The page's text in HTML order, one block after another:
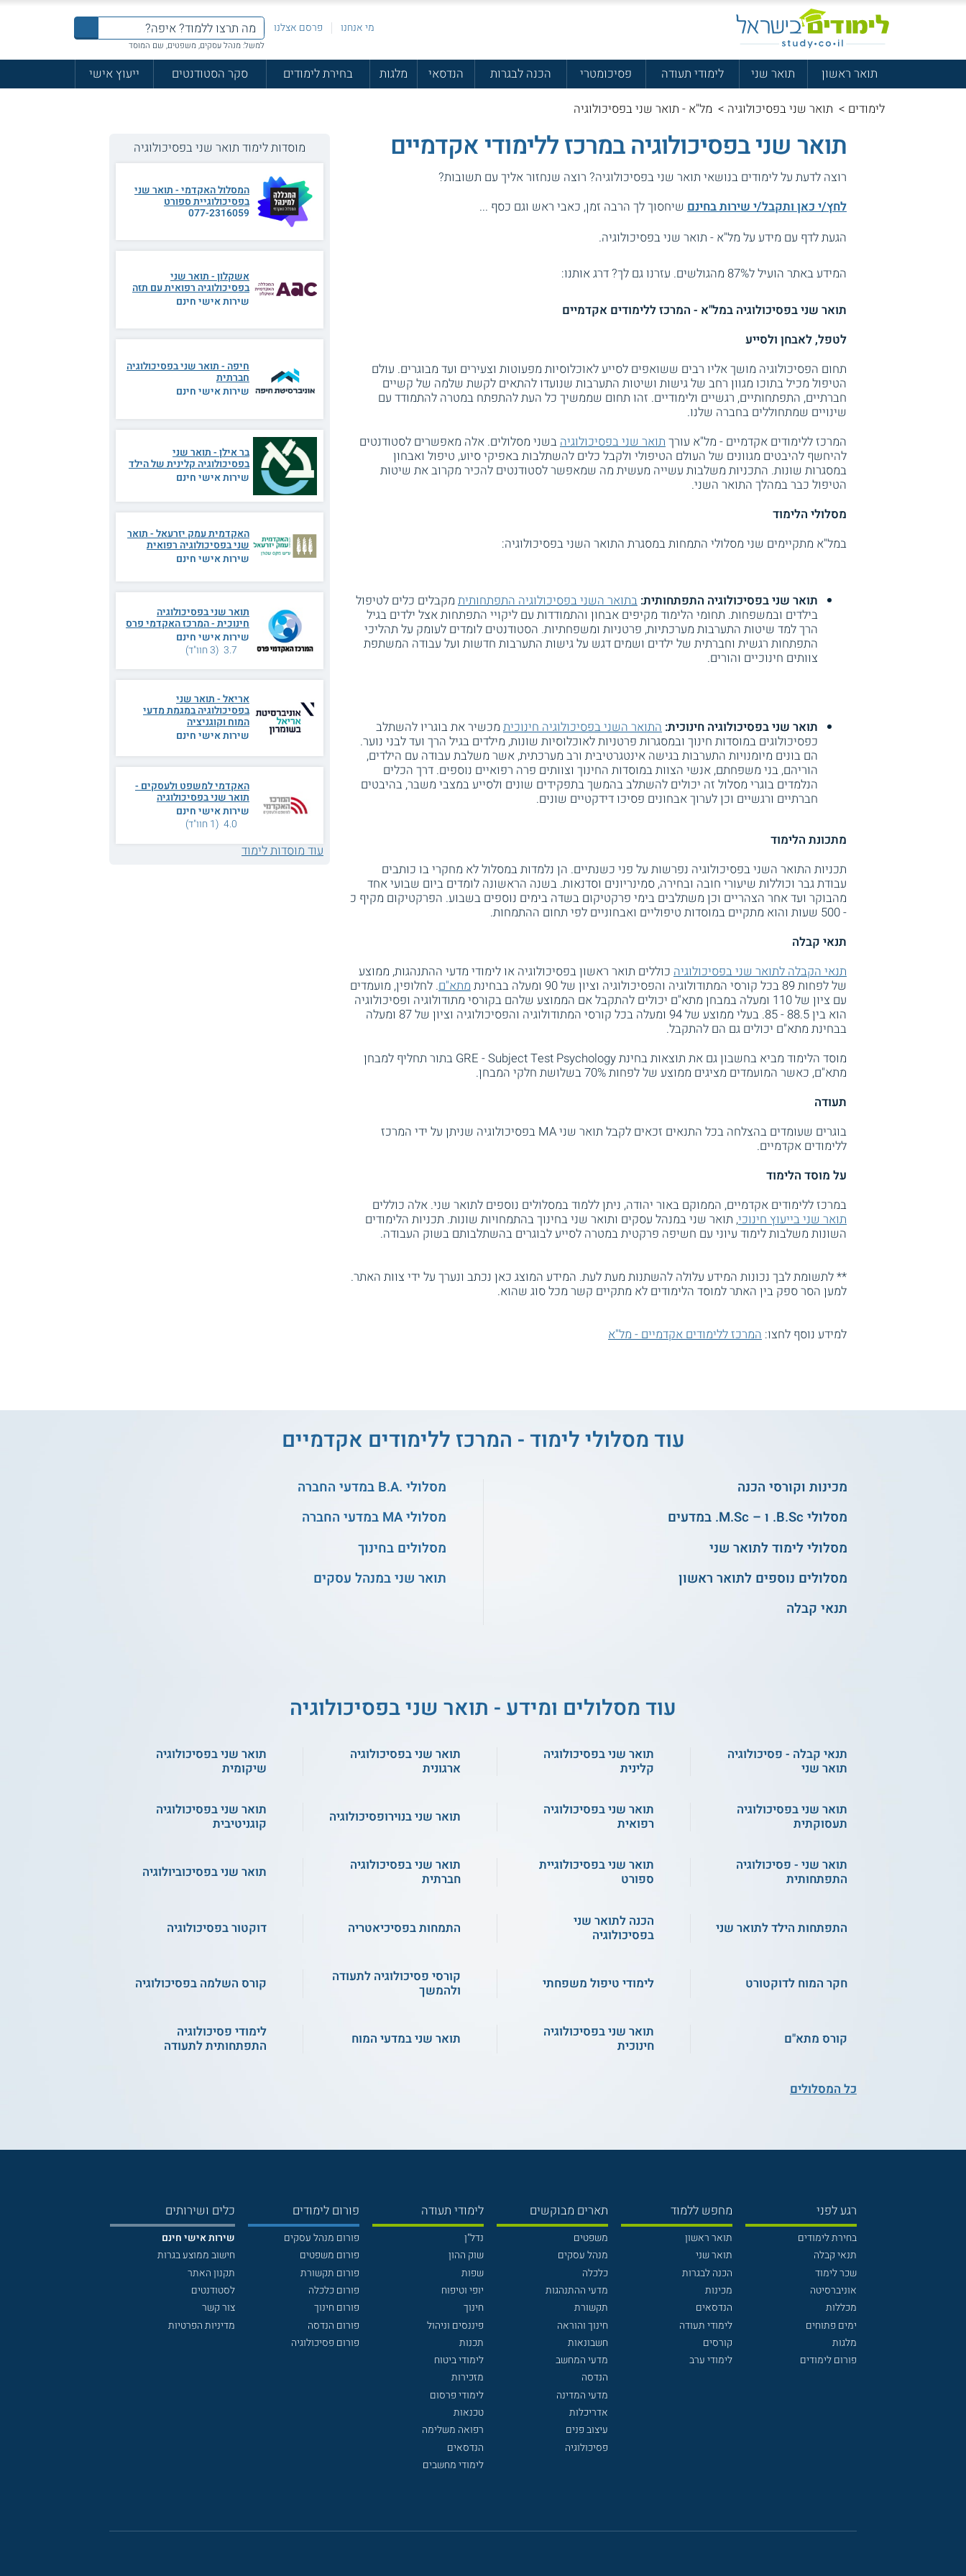
מי אנחנו פרסם אצלנו
למשל: מנהל עסקים, משפטים, שם המוסד
תואר ראשון תואר שני לימודי תעודה פסיכומטרי הכנה לבגרות הנדסאי מלגות בחירת לימודים סקר הסטודנטים
ייעוץ אישי
לימודים > תואר שני בפסיכולוגיה > מל"א - תואר שני בפסיכולוגיה
תואר שני בפסיכולוגיה במרכז ללימודי אקדמיים
רוצה לדעת על לימודים בנושאי תואר שני בפסיכולוגיה? רוצה שנחזור אליך עם תשובות?
לחץ/י כאן ותקבל/י שירות בחינם שיחסוך לך הרבה זמן, כאבי ראש וגם כסף ...
הגעת לדף עם מידע על מל"א - תואר שני בפסיכולוגיה.
המידע באתר הועיל ל87% מהגולשים.
עזרנו גם לך? דרג אותנו:
תואר שני בפסיכולוגיה במל"א - המרכז ללימודים אקדמיים
לטפל, לאבחן ולסייע
תחום הפסיכולוגיה מושך אליו רבים ששואפים לסייע לאוכלוסיות מפעוטות וצעירים ועד מבוגרים. עולם
הטיפול מכיל בתוכו מגוון רחב של גישות ושיטות התערבות שנועדו להתאים לקשת שלמה של קשיים
חברתיים, התפתחותיים, רגשיים ולימודיים. זהו תחום שממשיך כל העת להתפתח במטרה להתמודד עם
שינויים שמתחוללים בחברה שלנו.
המרכז ללימודים אקדמיים - מל"א עורךתואר שני בפסיכולוגיהבשני מסלולים. אלה מאפשרים לסטודנטים
להיחשף להיבטים מגוונים של העולם הטיפולי ולקבל כלים להשתלבות באפיקי סיוע, טיפול ואבחון
במסגרות שונות. התכניות משלבות עשייה מעשית מה שמאפשר לסטודנטים להכיר מקרוב את שיטות
הטיפול כבר במהלך התואר השני.
מסלולי הלימוד
במל"א מתקיימים שני מסלולי התמחות במסגרת התואר השני בפסיכולוגיה:
תואר שני בפסיכולוגיה התפתחותית: בתואר השני בפסיכולוגיה התפתחותית מקבלים כלים לטיפול
בילדים ובמשפחות. תחומי הלימוד מקיפים אבחון והתמודדות עם ליקויי התפתחות אצל ילדים בגיל
הרך למד שיטות התערבות מערכתיות, פרטניות ומשפחתיות. הסטודנטים לומדים לעומק על תהליכי
התפתחות רגשית וחברתית של ילדים ושמים דגש על גישות התערבות חדשות ועל עבודה המשתפת
צוותים חינוכיים והורים.
תואר שני בפסיכולוגיה חינוכית: התואר השני בפסיכולוגיה חינוכית מכשיר את בוגריו להשתלב
כפסיכולוגים במוסדות חינוך ובמסגרות פרטניות לאוכלוסיות שונות, מילדים בגיל הרך ועד לבני נוער.
הם בונים מיומנויות התערבות בגישה אינטגרטיבית ורב מערכתית, אשר משלבת עבודה עם הילדים,
הוריהם, בני משפחתם, אנשי הצוות במוסדות החינוך וצוותים פרה רפואיים נוספים. דרך הכלים
הנלמדים בוגרי מסלול זה יכולים להשתלב בהמשך בתפקידים שונים ולסייע במצבי משבר, בהיבטים
חברתיים ורגשיים וכן לערוך אבחונים פסיכו דידקטיים שונים.
מתכונת הלימוד
תכניות התואר השני בפסיכולוגיה נפרשות על פני כשנתיים. הן נלמדות במסלול לא מחקרי בו כותבים
עבודת גבר וכוללות שיעורי חובה ובחירה, סמינריונים וסדנאות. בשנה הראשונה לומדים ביום שבועי אחד
מהבוקר ועד אחר הצהריים וכן משתלבים בימי פרקטיקום בשדה בימים נוספים בשבוע. הפרקטיקום מקיף כ
- 500 שעות והוא מתקיים במוסדות טיפוליים ואבחוניים לפי תחום ההתמחות.
תנאי קבלה
תנאי הקבלה לתואר שני בפסיכולוגיה כוללים תואר ראשון בפסיכולוגיה או לימודי מדעי ההתנהגות, ממוצע
של לפחות 89 בכל קורסי המתודולוגיה והפסיכולוגיה וציון של 90 ומעלה בבחינת
מתא"ם. לחלופין, מועמדים
עם ציון של 110 ומעלה במבחן מתא"ם יכולים להתקבל אם הממוצע שלהם בקורסי מתודולוגיה ופסיכולוגיה
הוא בין 88.5 - 85. בעלי ממוצע של 94 ומעלה בכל קורסי המתודולוגיה והפסיכולוגיה וציון של 87 ומעלה
בבחינת מתא"ם יכולים גם הם להתקבל.
מוסד הלימוד מביא בחשבון גם את תוצאות בחינת GRE - Subject Test Psychology בתור תחליף למבחן
מתא"ם, כאשר המועמדים מציגים ממוצע של לפחות 70% בשלושת חלקי המבחן.
תעודה
בוגרים שעומדים בהצלחה בכל התנאים זכאים לקבל תואר שני MA בפסיכולוגיה שניתן על ידי המרכז
ללימודים אקדמיים.
על מוסד הלימוד
במרכז ללימודים אקדמיים, הממוקם באור יהודה, ניתן ללמוד במסלולים נוספים לתואר שני. אלה כוללים
תואר שני בייעוץ חינוכי, תואר שני במנהל עסקים ותואר שני בחינוך בהתמחויות שונות. תכניות הלימודים
השונות משלבות לימוד עיוני עם חשיפה פרקטית במטרה לסייע לבוגרים בהשתלבותם בשוק העבודה.
** לתשומת לבך נכונות המידע עלולה להשתנות מעת לעת. המידע המוצג כאן נכתב ונערך על ידי צוות האתר.
למען הסר ספק בין האתר למוסד הלימודים לא מתקיים קשר מכל סוג שהוא.
למידע נוסף לחצו: המרכז ללימודים אקדמיים - מל"א
מוסדות לימוד תואר שני בפסיכולוגיה
המסלול האקדמי - תואר שני
בפסיכולוגיית ספורט
077-2316059
אשקלון - תואר שני
בפסיכולוגיה רפואית עם תזה
שירות אישי חינם
חיפה - תואר שני בפסיכולוגיה
חברתית
שירות אישי חינם
בר אילן - תואר שני
בפסיכולוגיה קלינית של הילד
שירות אישי חינם
האקדמית עמק יזרעאל - תואר
שני בפסיכולוגיה רפואית
שירות אישי חינם
תואר שני בפסיכולוגיה
חינוכית - המרכז האקדמי פרס
שירות אישי חינם
3.7 (3 חוו"ד)
אריאל - תואר שני
בפסיכולוגיה במגמת מדעי
המוח וקוגניציה
שירות אישי חינם
האקדמי למשפט ולעסקים -
תואר שני בפסיכולוגיה
שירות אישי חינם
4.0 (1 חוו"ד)
עוד מוסדות לימוד
עוד מסלולי לימוד - המרכז ללימודים אקדמיים
מכינות וקורסי הכנה
מסלולי B.Sc. ו – M.Sc. במדעים
מסלולי לימוד לתואר שני
מסלולים נוספים לתואר ראשון
תנאי קבלה
מסלולי .B.A במדעי החברה
מסלולי MA במדעי החברה
מסלולים בחינוך
תואר שני במנהל עסקים
עוד מסלולים ומידע - תואר שני בפסיכולוגיה
תנאי קבלה - פסיכולוגיה
תואר שני
תואר שני בפסיכולוגיה
קלינית
תואר שני בפסיכולוגיה
ארגונית
תואר שני בפסיכולוגיה
שיקומית
תואר שני בפסיכולוגיה
תעסוקתית
תואר שני בפסיכולוגיה
רפואית
תואר שני בנוירופסיכולוגיה
תואר שני בפסיכולוגיה
קוגניטיבית
תואר שני - פסיכולוגיה
התפתחותית
תואר שני בפסיכולוגיית
ספורט
תואר שני בפסיכולוגיה
חברתית
תואר שני בפסיכוביולוגיה
התפתחות הילד לתואר שני
הכנה לתואר שני
בפסיכולוגיה
התמחות בפסיכיאטריה דוקטור בפסיכולוגיה
חקר המוח לדוקטורט לימודי טיפול משפחתי
קורסי פסיכולוגיה לתעודה
ולהמשך
קורס השלמה בפסיכולוגיה
קורס מתא"ם
תואר שני בפסיכולוגיה
חינוכית
תואר שני במדעי המוח
לימודי פסיכולוגיה
התפתחותית לתעודה
כל המסלולים
רגע לפני
בחירת לימודים
תנאי קבלה
שכר לימוד
אוניברסיטה
מכללות
ימים פתוחים
מלגות
פורום לימודים
מחפש ללמוד
תואר ראשון
תואר שני
הכנה לבגרות
מכינות
הנדסאים
לימודי תעודה
קורסים
לימודי ערב
תארים מבוקשים
משפטים
מנהל עסקים
כלכלה
מדעי ההתנהגות
תקשורת
חינוך והוראה
חשבונאות
מדעי המחשב
הנדסה
מדעי המדינה
אדריכלות
עיצוב פנים
פסיכולוגיה
לימודי תעודה
נדל"ן
שוק ההון
שפות
יופי וטיפוח
חינוך
פיננסים וניהול
תכנות
לימודי ביטוח
מזכירות
לימודי פרסום
טכנאות
רפואה משלימה
הנדסאים
לימודי מחשבים
פורום לימודים
פורום מנהל עסקים
פורום משפטים
פורום תקשורת
פורום כלכלה
פורום חינוך
פורום הנדסה
פורום פסיכולוגיה
כלים ושירותים
שירות אישי חינם
חישוב ממוצע בגרות
תקנון האתר
לסטודנטים
צור קשר
מדיניות הפרטיות